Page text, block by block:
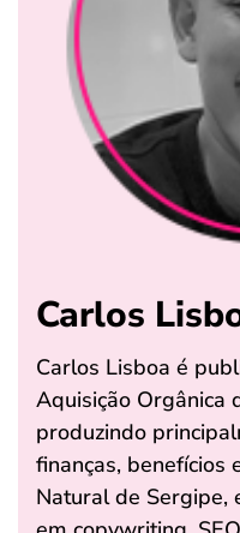
Carlos
Carlos Lisboa é
Aquisição Orgânica
produzindo
finanças, benefícios
Natural de Sergipe,